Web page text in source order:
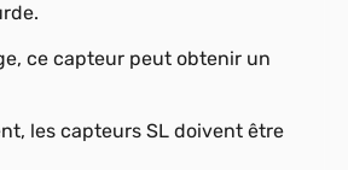
ce capteur peut obtenir un
les capteurs SL doivent être